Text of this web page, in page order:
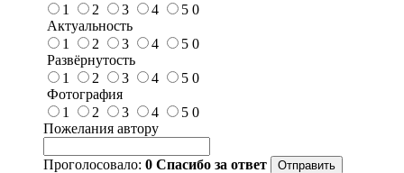
1
2 3 4 5 0
Актуальность
1
2 3 4 5 0
Развёрнутость
1
2 3 4 5 0
Фотография
1
2 3 4 5 0
Пожелания автору
Проголосовало: 0 Спасибо за ответ